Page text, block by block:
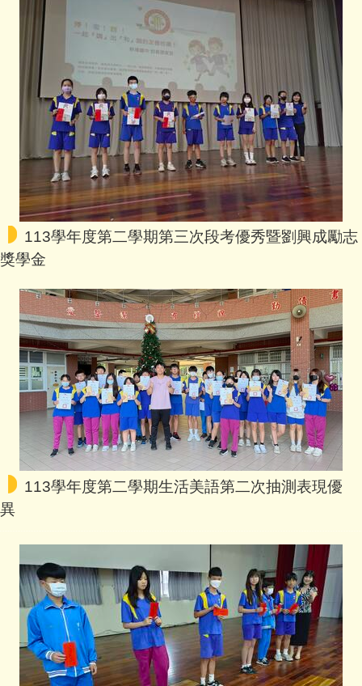
113學年度第二學期第三次段考優秀暨劉興成勵志
獎學金
113學年度第二學期生活美語第二次抽測表現優
異